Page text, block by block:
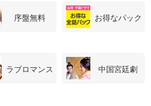
序盤無料 お得なパック
ラブロマンス 中国宮廷劇